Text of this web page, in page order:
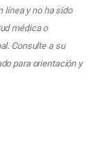
línea y no ha sido
médica o
Consulte a su
para orientación y